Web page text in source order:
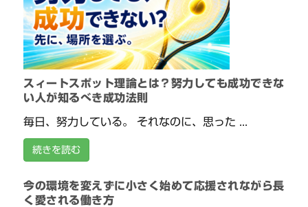
スィートスポット理論とは？努力しても成功できな
い人が知るべき成功法則
毎日、努力している。 それなのに、思った ...
続きを読む
今の環境を変えずに小さく始めて応援されながら長
く愛される働き方